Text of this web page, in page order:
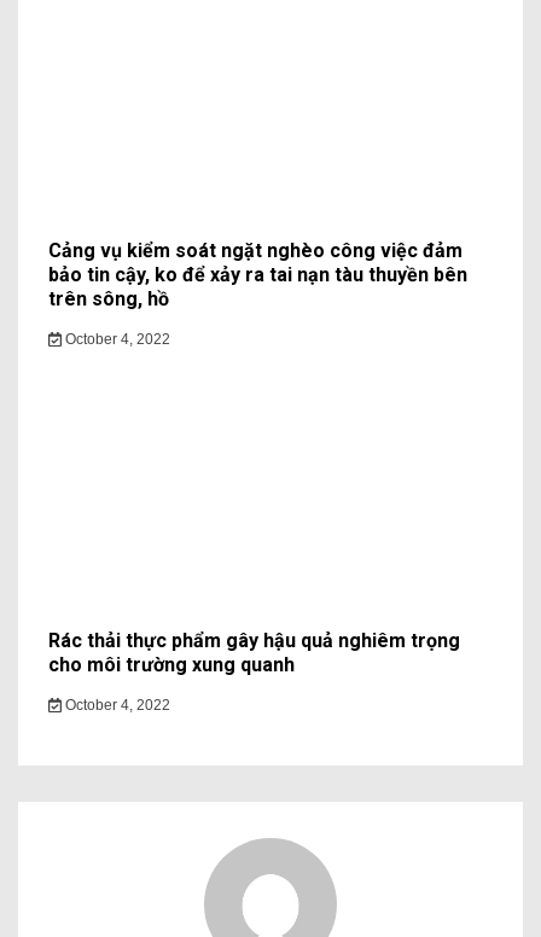
Cảng vụ kiểm soát ngặt nghèo công việc đảm
bảo tin cậy, ko để xảy ra tai nạn tàu thuyền bên
trên sông, hồ
October 4, 2022
Rác thải thực phẩm gây hậu quả nghiêm trọng
cho môi trường xung quanh
October 4, 2022